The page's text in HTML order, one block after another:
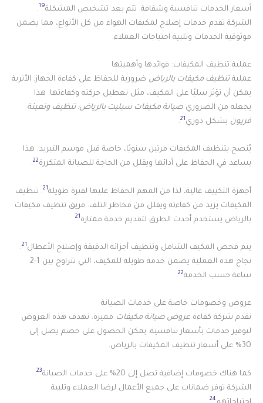
أسعار الخدمات تنافسية وشفافة. تتم بعد تشخيص المشكلة19
.
الشركة تقدم خدمات إصلاح لمكيفات الهواء من كل الأنواع، مما يضمن
موثوقية الخدمات وتلبية احتياجات العملاء.
عملية تنظيف المكيفات: فوائدها وأهميتها
عمليةتنظيف مكيفات بالرياض ضرورية للحفاظ على كفاءة الجهاز. الأتربة
يمكن أن تؤثر سلبًا على المكيف، مثل تعطيل حركته وكفاءتها. هذا
يجعله من الضروري صيانة مكيفات سبليت بالرياض: تنظيف وتعبئة
فريون بشكل دوري21
.
يُنصح بتنظيف المكيفات مرتين سنويًا، خاصة قبل موسم التبريد. هذا
يساعد في الحفاظ على أدائها ويقلل من الحاجة للصيانة المتكررة22
.
أجهزة التكييف غالية، لذا من المهم الحفاظ عليها لفترة طويلة21. تنظيف
المكيفات يزيد من كفاءته ويقلل من مخاطر التلف. فريق تنظيف مكيفات
بالرياض يستخدم أحدث الطرق لتقديم خدمة ممتازة21
.
يتم فحص المكيف الشامل وتنظيف أجزائه الدقيقة وإصلاح الأعطال21
.
نجاح هذه العملية يضمن خدمة طويلة للمكيف، التي تتراوح بين 1-2
ساعة حسب الخدمة22
.
عروض وخصومات خاصة على خدمات الصيانة
تقدم شركة كفاءة عروض صيانة مكيفات مميزة. تهدف هذه العروض
لتوفير خدمات بأسعار تنافسية. يمكن الحصول على خصم يصل إلى
30% على أسعار تنظيف المكيفات بالرياض.
كما هناك خصومات إضافية تصل إلى 20% على خدمات الصيانة 23
.
الشركة توفر ضمانات على جميع الأعمال لرضا العملاء وتلبية
24